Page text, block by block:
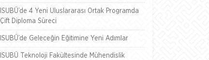
ISUBÜ’de 4 Yeni Uluslararası Ortak Programda
Çift Diploma Süreci
ISUBÜ’de Geleceğin Eğitimine Yeni Adımlar
ISUBÜ Teknoloji Fakültesinde Mühendislik